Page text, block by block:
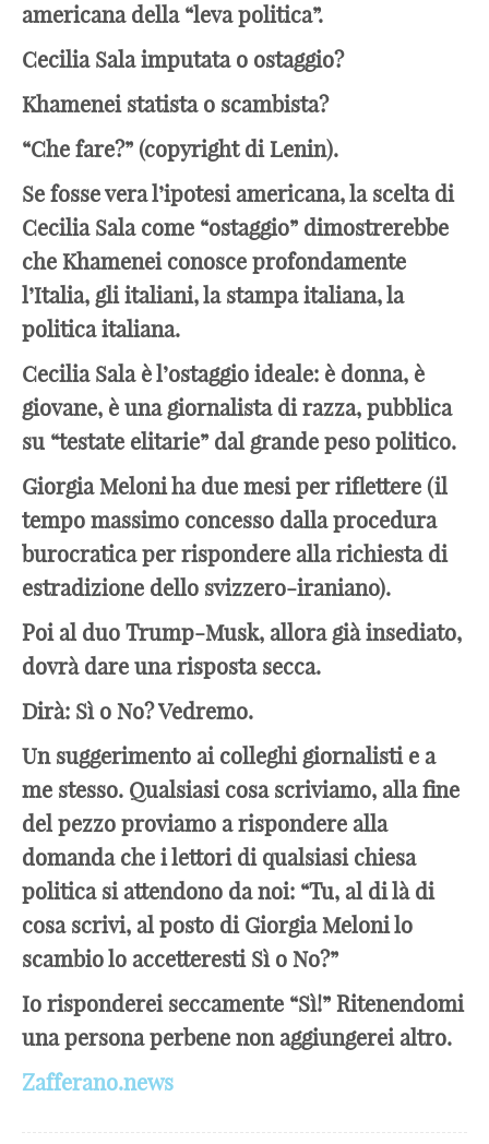
americana della “leva politica”.
Cecilia Sala imputata o ostaggio?
Khamenei statista o scambista?
“Che fare?” (copyright di Lenin).
Se fosse vera l’ipotesi americana, la scelta di
Cecilia Sala come “ostaggio” dimostrerebbe
che Khamenei conosce profondamente
l’Italia, gli italiani, la stampa italiana, la
politica italiana.
Cecilia Sala è l’ostaggio ideale: è donna, è
giovane, è una giornalista di razza, pubblica
su “testate elitarie” dal grande peso politico.
Giorgia Meloni ha due mesi per riflettere (il
tempo massimo concesso dalla procedura
burocratica per rispondere alla richiesta di
estradizione dello svizzero-iraniano).
Poi al duo Trump-Musk, allora già insediato,
dovrà dare una risposta secca.
Dirà: Sì o No? Vedremo.
Un suggerimento ai colleghi giornalisti e a
me stesso. Qualsiasi cosa scriviamo, alla fine
del pezzo proviamo a rispondere alla
domanda che i lettori di qualsiasi chiesa
politica si attendono da noi: “Tu, al di là di
cosa scrivi, al posto di Giorgia Meloni lo
scambio lo accetteresti Sì o No?”
Io risponderei seccamente “Sì!” Ritenendomi
una persona perbene non aggiungerei altro.
Zafferano.news